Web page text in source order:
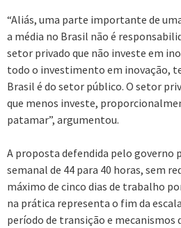
“Aliás, uma parte importante de
a média no Brasil não é
setor privado que não investe em
todo o investimento em inovação,
Brasil é do setor público. O setor
que menos investe,
patamar”, argumentou.
A proposta defendida pelo governo
semanal de 44 para 40 horas, sem
máximo de cinco dias de trabalho
na prática representa o fim da
período de transição e mecanismos